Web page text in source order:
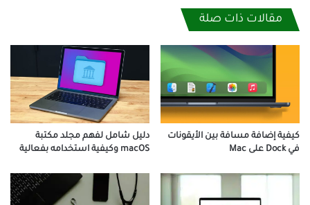
مقالات ذات صلة
كيفية إضافة مسافة بين الأيقونات
في Dock على Mac
دليل شامل لفهم مجلد مكتبة
macOS وكيفية استخدامه بفعالية